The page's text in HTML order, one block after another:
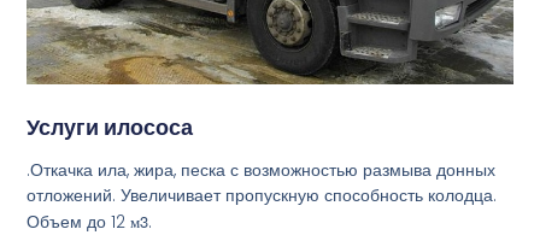
Услуги илососа
.Откачка ила, жира, песка с возможностью размыва донных
отложений. Увеличивает пропускную способность колодца.
Объем до 12м3.